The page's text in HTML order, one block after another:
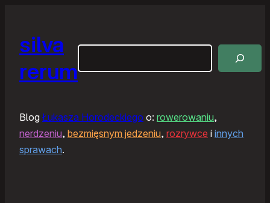
silva
rerum
Blog Łukasza Horodeckiego o: rowerowaniu,
nerdzeniu, bezmięsnym jedzeniu, rozrywce i innych
sprawach.